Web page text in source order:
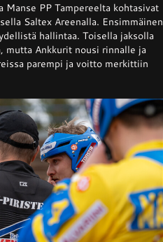
–
Ankkurit
nappasi
pisteen
hallitsevalta
Manse PP Tampereelta kohtasivat
Saltex Areenalla. Ensimmäinen
hallintaa. Toisella jaksolla
mutta Ankkurit nousi rinnalle ja
parempi ja voitto merkittiin